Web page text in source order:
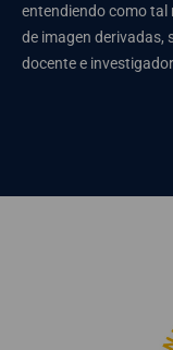
entendiendo como tal
de imagen derivadas,
docente e